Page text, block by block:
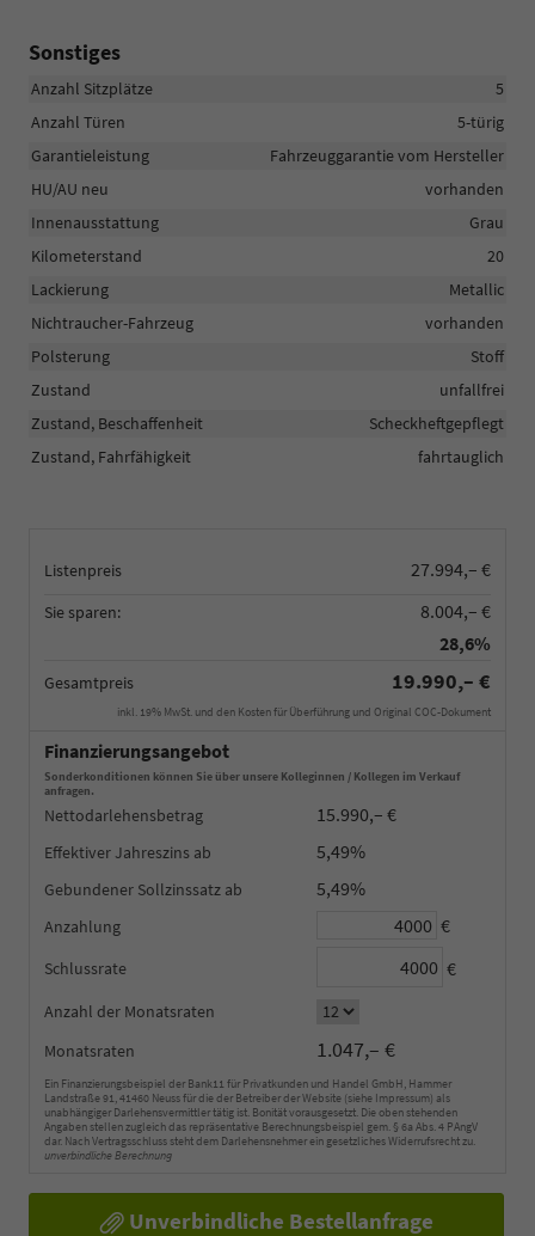
Listenpreis 27.994,– €
Sie sparen:
8.004,– €
28,6%
Gesamtpreis 19.990,– €
inkl. 19% MwSt. und den Kosten für Überführung und Original COC-Dokument
Finanzierungsangebot
Sonderkonditionen können Sie über unsere Kolleginnen / Kollegen im Verkauf
anfragen.
Nettodarlehensbetrag 15.990,– €
Effektiver Jahreszins 5,49%
Gebundener Sollzinssatz 5,49%
Anzahlung €
Schlussrate €
Anzahl der Monatsraten
Monatsraten
1.047,– €
Ein Finanzierungsbeispiel der Bank11 für Privatkunden und Handel GmbH, Hammer
Landstraße 91, 41460 Neuss für die der Betreiber der Website (siehe Impressum) als
unabhängiger Darlehensvermittler tätig ist. Bonität vorausgesetzt. Die oben stehenden
Angaben stellen zugleich das repräsentative Berechnungsbeispiel gem. § 6a Abs. 4 PAngV
dar. Nach Vertragsschluss steht dem Darlehensnehmer ein gesetzliches Widerrufsrecht zu.
unverbindliche Berechnung
Unverbindliche Bestellanfrage
Sonstiges
Anzahl Sitzplätze
5
Anzahl Türen
5-türig
Garantieleistung
Fahrzeuggarantie vom Hersteller
HU/AU neu
vorhanden
Innenausstattung
Grau
Kilometerstand
20
Lackierung
Metallic
Nichtraucher-Fahrzeug
vorhanden
Polsterung
Stoff
Zustand
unfallfrei
Zustand, Beschaffenheit
Scheckheftgepflegt
Zustand, Fahrfähigkeit
fahrtauglich